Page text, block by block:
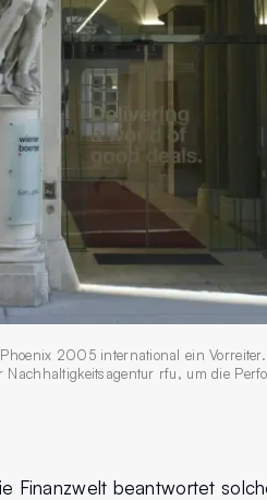
2005 international ein
rfu, um die
Finanzwelt beantwortet